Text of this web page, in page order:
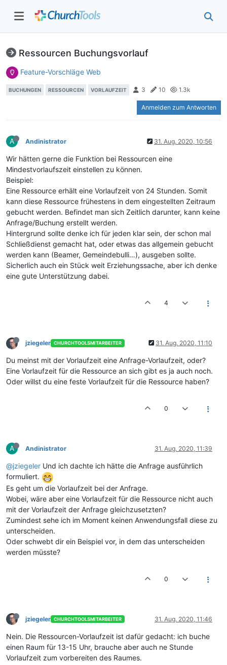
Ressourcen Buchungsvorlauf
Feature-Vorschläge Web
BUCHUNGEN RESSOURCEN VORLAUFZEIT 3 10 1.3k
Anmelden zum Antworten
A Andinistrator 31. Aug. 2020, 10:56
Wir hätten gerne die Funktion bei Ressourcen eine
Mindestvorlaufszeit einstellen zu können.
Beispiel:
Eine Ressource erhält eine Vorlaufzeit von 24 Stunden. Somit
kann diese Ressource frühestens in dem eingestellten Zeitraum
gebucht werden. Befindet man sich Zeitlich darunter, kann keine
Anfrage/Buchung erstellt werden.
Hintergrund sollte denke ich für jeden klar sein, der schon mal
Schließdienst gemacht hat, oder etwas das allgemein gebucht
werden kann (Beamer, Gemeindebulli…), ausgeben sollte.
Sicherlich auch ein Stück weit Erziehungssache, aber ich denke
eine gute Unterstützung dabei.
4
jziegeler CHURCHTOOLSMITARBEITER 31. Aug. 2020, 11:10
Du meinst mit der Vorlaufzeit eine Anfrage-Vorlaufzeit, oder?
Eine Vorlaufzeit für die Ressource an sich gibt es ja auch noch.
Oder willst du eine feste Vorlaufzeit für die Ressource haben?
0
A Andinistrator 31. Aug. 2020, 11:39
@jziegeler Und ich dachte ich hätte die Anfrage ausführlich
formuliert.
Es geht um die Vorlaufzeit bei der Anfrage.
Wobei, wäre aber eine Vorlaufzeit für die Ressource nicht auch
mit der Vorlaufzeit der Anfrage gleichzusetzten?
Zumindest sehe ich im Moment keinen Anwendungsfall diese zu
unterscheiden.
Oder schwebt dir ein Beispiel vor, in dem das unterscheiden
werden müsste?
0
jziegeler CHURCHTOOLSMITARBEITER 31. Aug. 2020, 11:46
Nein. Die Ressourcen-Vorlaufzeit ist dafür gedacht: ich buche
einen Raum für 13-15 Uhr, brauche aber auch ne Stunde
Vorlaufzeit zum vorbereiten des Raumes.